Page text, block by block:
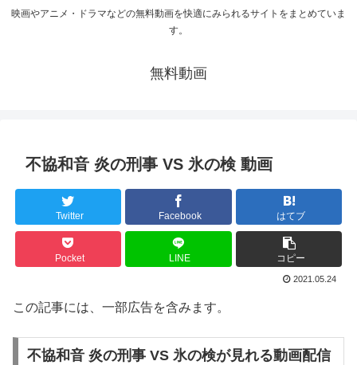
映画やアニメ・ドラマなどの無料動画を快適にみられるサイトをまとめていま
す。
無料動画
不協和音 炎の刑事 VS 氷の検 動画
Twitter Facebook はてブ
Pocket LINE コピー
2021.05.24
この記事には、一部広告を含みます。
不協和音 炎の刑事 VS 氷の検が見れる動画配信